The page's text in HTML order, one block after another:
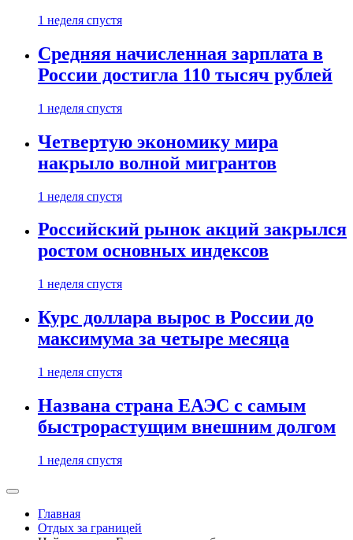
1 неделя спустя
Средняя начисленная зарплата в
России достигла 110 тысяч рублей
1 неделя спустя
Четвертую экономику мира
накрыло волной мигрантов
1 неделя спустя
Российский рынок акций закрылся
ростом основных индексов
1 неделя спустя
Курс доллара вырос в России до
максимума за четыре месяца
1 неделя спустя
Названа страна ЕАЭС с самым
быстрорастущим внешним долгом
1 неделя спустя
Главная
Отдых за границей